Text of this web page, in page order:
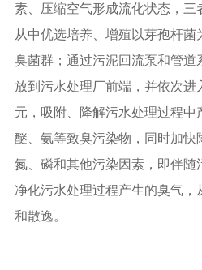
素、压缩空气形成流化状态，三
从中优选培养、增殖以芽孢杆
臭菌群；通过污泥回流泵和管道
放到污水处理厂前端，并依次进
元，吸附、降解污水处理过程中
醚、氨等致臭污染物，同时加快
氮、磷和其他污染因素，即伴随
净化污水处理过程产生的臭气，
和散逸。